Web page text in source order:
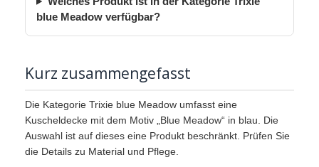
blue Meadow verfügbar?
Kurz zusammengefasst
Die Kategorie Trixie blue Meadow umfasst eine
Kuscheldecke mit dem Motiv „Blue Meadow“ in blau. Die
Auswahl ist auf dieses eine Produkt beschränkt. Prüfen Sie
die Details zu Material und Pflege.